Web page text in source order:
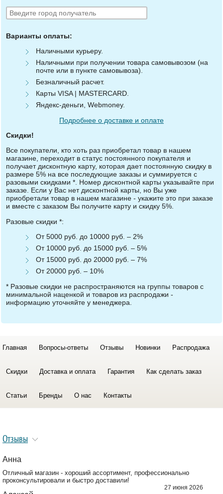
Варианты оплаты:
Наличными курьеру.
Наличными при получении товара самовывозом (на
почте или в пункте самовывоза).
Безналичный расчет.
Карты VISA | MASTERCARD.
Яндекс-деньги, Webmoney.
Подробнее о доставке и оплате
Скидки!
Все покупатели, кто хоть раз приобретал товар в нашем
магазине, переходит в статус постоянного покупателя и
получает дисконтную карту, которая дает постоянную скидку в
размере 5% на все последующие заказы и суммируется с
разовыми скидками *. Номер дисконтной карты указывайте при
заказе. Если у Вас нет дисконтной карты, но Вы уже
приобретали товар в нашем магазине - укажите это при заказе
и вместе с заказом Вы получите карту и скидку 5%.
Разовые скидки *:
От 5000 руб. до 10000 руб. – 2%
От 10000 руб. до 15000 руб. – 5%
От 15000 руб. до 20000 руб. – 7%
От 20000 руб. – 10%
* Разовые скидки не распространяются на группы товаров с
минимальной наценкой и товаров из распродажи -
информацию уточняйте у менеджера.
Главная Вопросы-ответы Отзывы Новинки Распродажа
Скидки Доставка и оплата Гарантия Как сделать заказ
Статьи Бренды О нас Контакты
Отзывы
Анна
Отличный магазин - хороший ассортимент, профессионально
проконсультировали и быстро доставили!
27 июня 2026